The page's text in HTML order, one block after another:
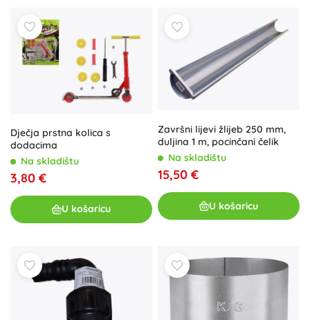
Dječja prstna kolica s
dodacima
Na skladištu
3,80 €
U košaricu
Završni lijevi žlijeb 250 mm,
duljina 1 m, pocinčani čelik
Na skladištu
15,50 €
U košaricu